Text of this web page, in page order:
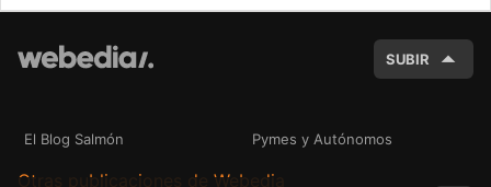
SUBIR
El Blog Salmón Pymes y Autónomos
Otras publicaciones de Webedia